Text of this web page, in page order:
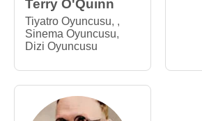
Terry O'Quinn
Tiyatro Oyuncusu, ,
Sinema Oyuncusu,
Dizi Oyuncusu